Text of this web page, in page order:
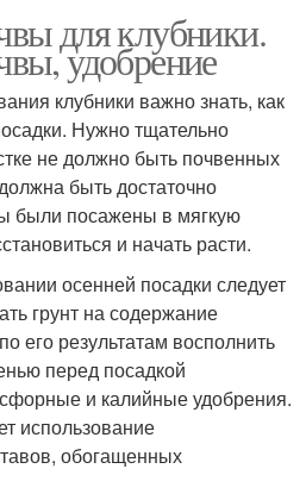
для клубники.
удобрение
клубники важно знать, как
Нужно тщательно
не должно быть почвенных
быть достаточно
были посажены в мягкую
и начать расти.
осенней посадки следует
грунт на содержание
его результатам восполнить
перед посадкой
и калийные удобрения.
использование
обогащенных